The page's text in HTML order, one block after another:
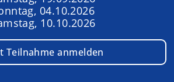
04.10.2026
10.10.2026
Teilnahme anmelden